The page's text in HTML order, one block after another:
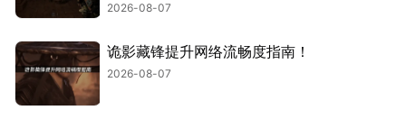
2026-08-07
诡影藏锋提升网络流畅度指南！
2026-08-07